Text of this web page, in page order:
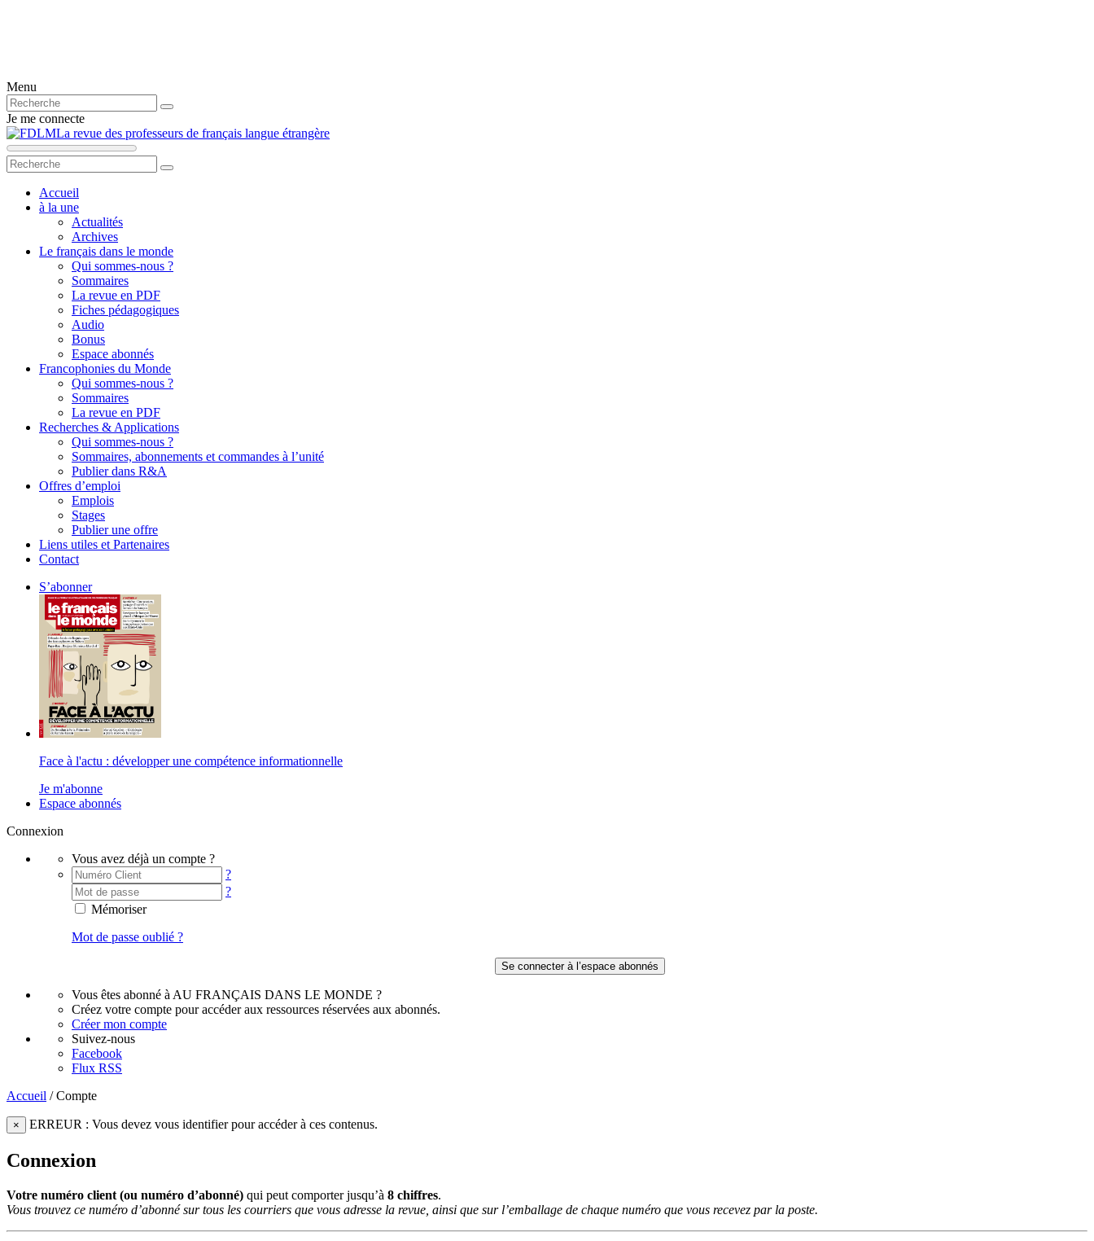
Menu
Je me connecte
La revue des professeurs de français langue étrangère
Accueil
à la une
Actualités
Archives
Le français dans le monde
Qui sommes-nous ?
Sommaires
La revue en PDF
Fiches pédagogiques
Audio
Bonus
Espace abonnés
Francophonies du Monde
Qui sommes-nous ?
Sommaires
La revue en PDF
Recherches & Applications
Qui sommes-nous ?
Sommaires, abonnements et commandes à l’unité
Publier dans R&A
Offres d’emploi
Emplois
Stages
Publier une offre
Liens utiles et Partenaires
Contact
S’abonner
Face à l'actu : développer une compétence informationnelle
Je m'abonne
Espace abonnés
Connexion
Vous avez déjà un compte ?
?
?
Mémoriser
Mot de passe oublié ?
Vous êtes abonné à AU FRANÇAIS DANS LE MONDE ?
Créez votre compte pour accéder aux ressources réservées aux abonnés.
Créer mon compte
Suivez-nous
Facebook
Flux RSS
Accueil /Compte
× ERREUR : Vous devez vous identifier pour accéder à ces contenus.
Connexion
Votre numéro client (ou numéro d’abonné) qui peut comporter jusqu’à 8 chiffres.
Vous trouvez ce numéro d’abonné sur tous les courriers que vous adresse la revue, ainsi que sur l’emballage de chaque numéro que vous recevez par la poste.